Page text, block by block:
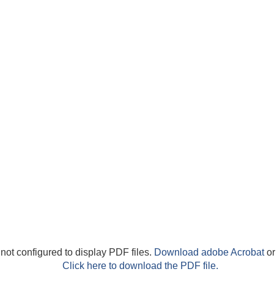
configured to display PDF files. Download adobe Acrobator
Click here to download the PDF file.